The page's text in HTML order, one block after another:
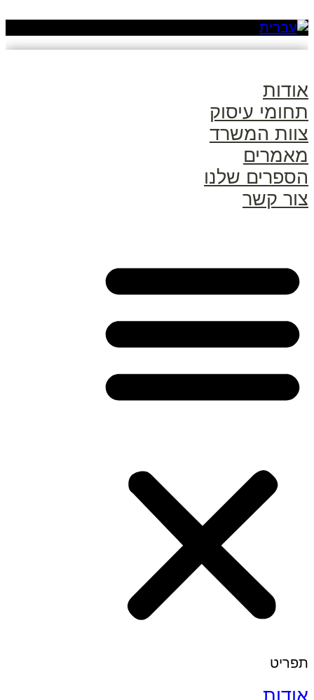
אודות
תחומי עיסוק
צוות המשרד
מאמרים
הספרים שלנו
צור קשר
תפריט
אודות